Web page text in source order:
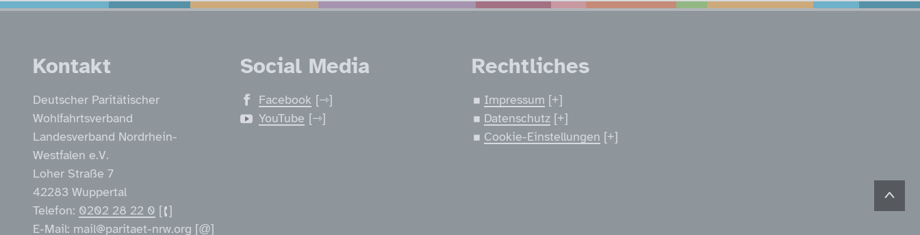
Service Informationen
Kontakt
Deutscher Paritätischer
Wohlfahrtsverband
Landesverband Nordrhein-
Westfalen e.V.
Loher Straße 7
42283 Wuppertal
Telefon: 0202 28 22 0
E-Mail: mail@paritaet-nrw.org
Social Media
Facebook
YouTube
Rechtliches
Impressum
Datenschutz
Cookie-Einstellungen